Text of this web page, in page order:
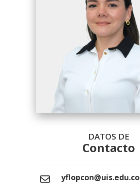
DATOS DE
Contacto
yflopcon@uis.edu.co